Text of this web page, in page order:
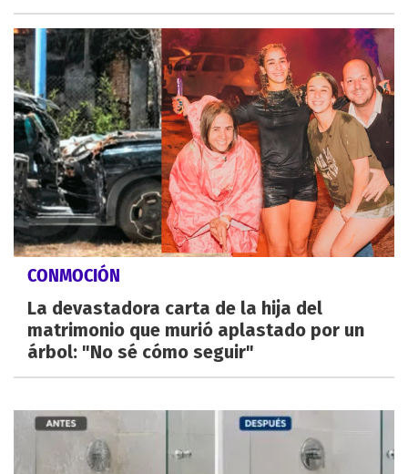
CONMOCIÓN
La devastadora carta de la hija del
matrimonio que murió aplastado por un
árbol: "No sé cómo seguir"